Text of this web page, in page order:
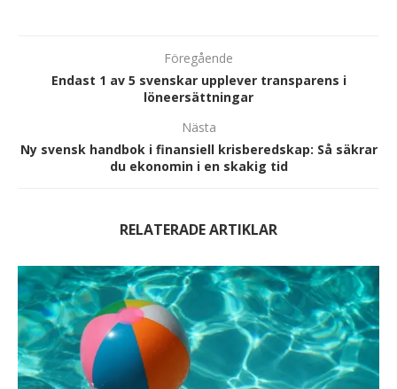
Föregående
Endast 1 av 5 svenskar upplever transparens i
löneersättningar
Nästa
Ny svensk handbok i finansiell krisberedskap: Så säkrar
du ekonomin i en skakig tid
RELATERADE ARTIKLAR